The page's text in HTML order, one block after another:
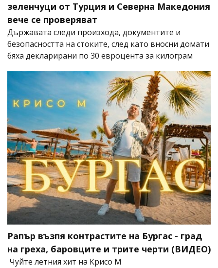
зеленчуци от Турция и Северна Македония
вече се проверяват
Държавата следи произхода, документите и
безопасността на стоките, след като вносни домати
бяха декларирани по 30 евроцента за килограм
Рапър възпя контрастите на Бургас - град
на греха, баровците и трите черти (ВИДЕО)
Чуйте летния хит на Крисо М